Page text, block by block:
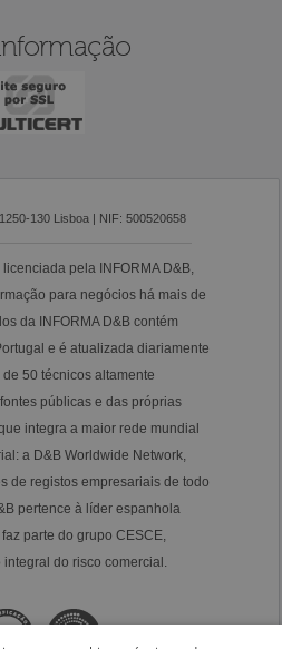
130 Lisboa | NIF: 500520658
pela INFORMA D&B,
para negócios há mais de
da INFORMA D&B contém
e é atualizada diariamente
50 técnicos altamente
públicas e das próprias
integra a maior rede mundial
a D&B Worldwide Network,
de registos empresariais de todo
pertence à líder espanhola
faz parte do grupo CESCE,
do risco comercial.